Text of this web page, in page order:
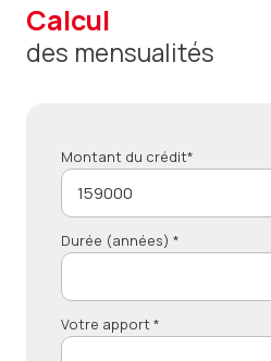
calcul
des mensualités
Montant du crédit*
Durée (années) *
Votre apport *